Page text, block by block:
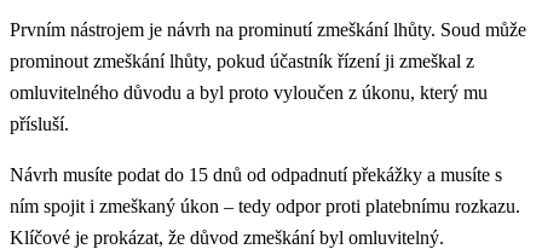
Prvním nástrojem je návrh na prominutí zmeškání lhůty. Soud může
prominout zmeškání lhůty, pokud účastník řízení ji zmeškal z
omluvitelného důvodu a byl proto vyloučen z úkonu, který mu
přísluší.
Návrh musíte podat do 15 dnů od odpadnutí překážky a musíte s
ním spojit i zmeškaný úkon – tedy odpor proti platebnímu rozkazu.
Klíčové je prokázat, že důvod zmeškání byl omluvitelný.